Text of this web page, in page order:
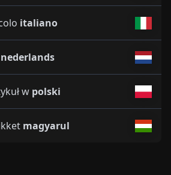
italiano
nederlands
w polski
magyarul